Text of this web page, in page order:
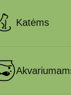
Katėms